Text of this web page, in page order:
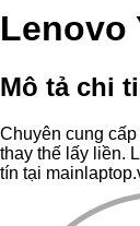
Lenovo
Mô tả chi
Chuyên cung
thay thế lấy liền.
tín tại